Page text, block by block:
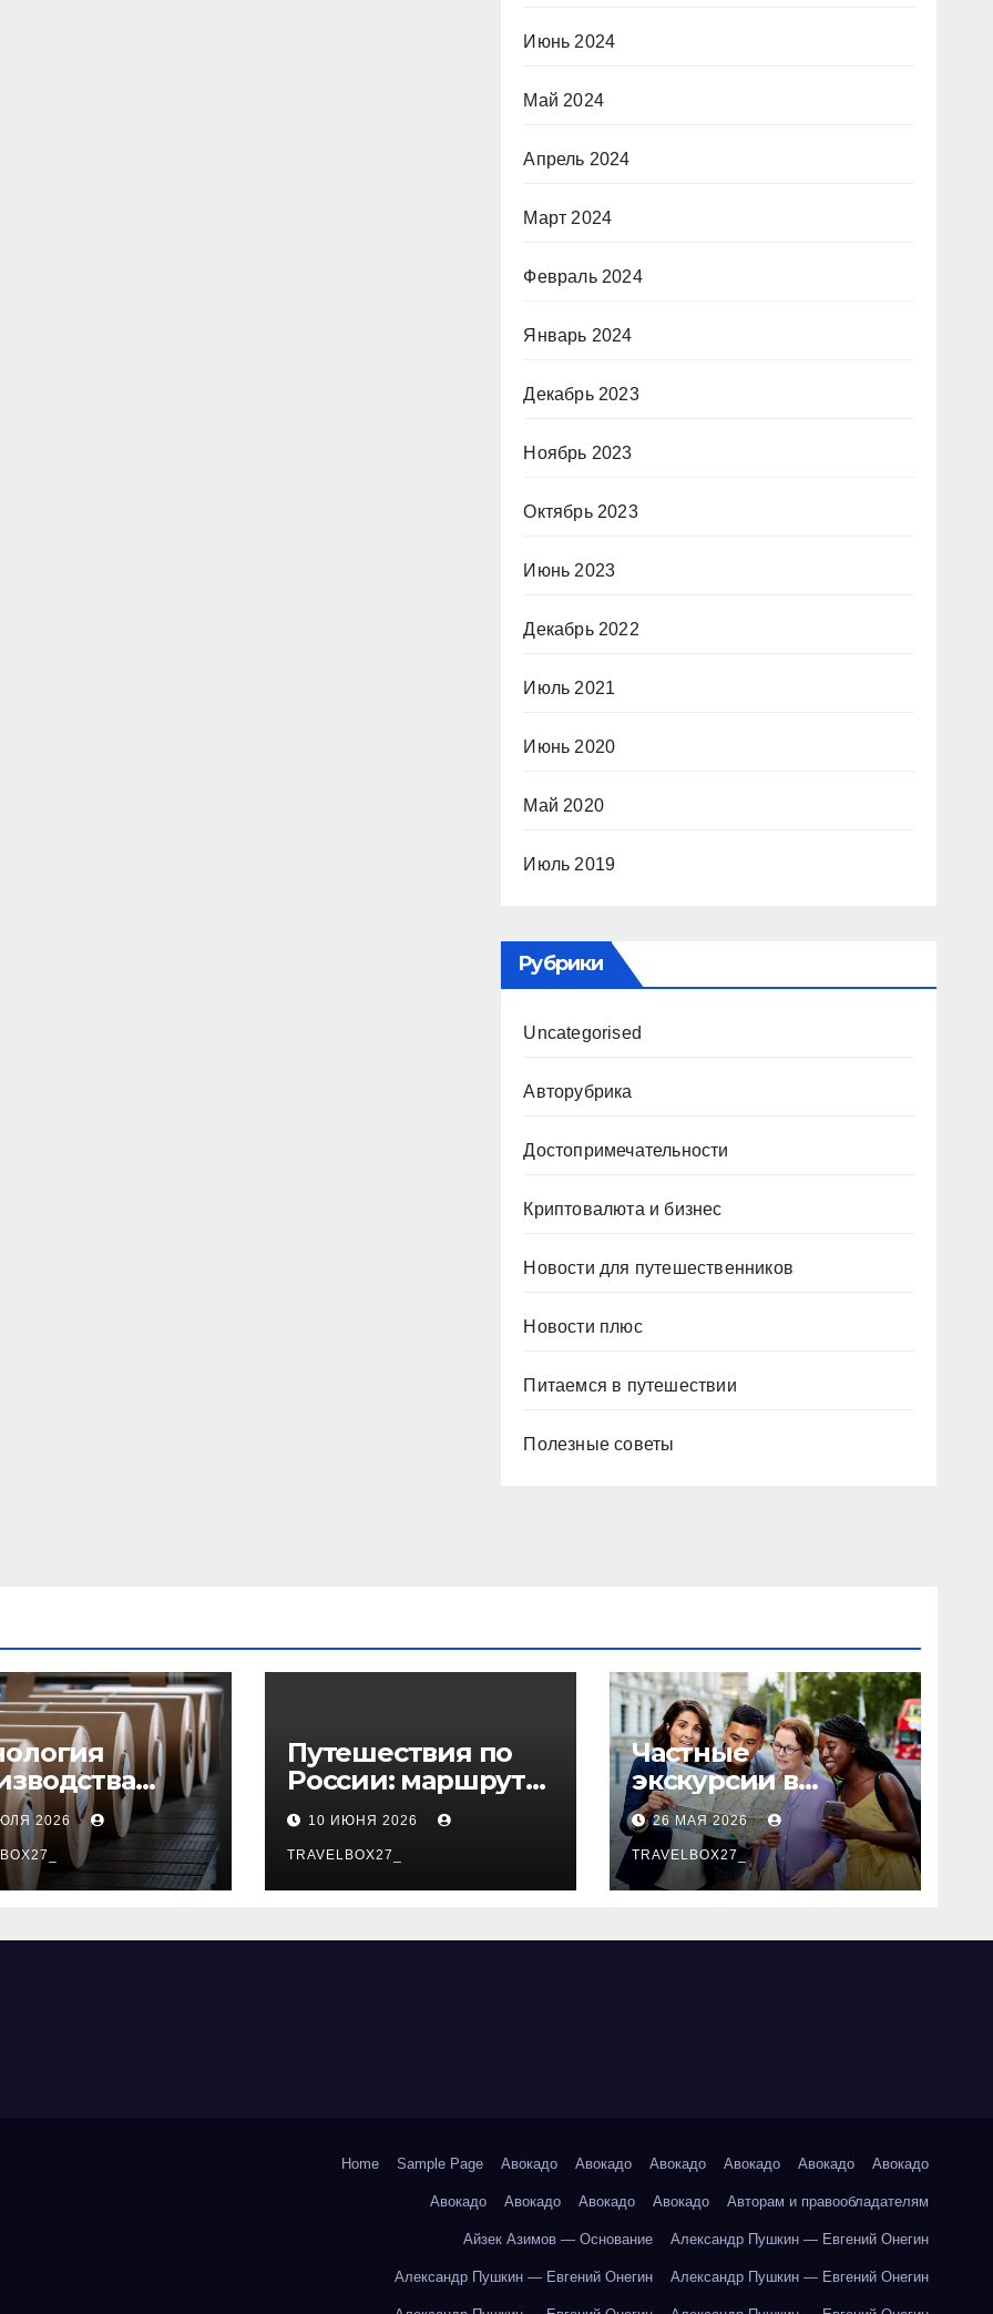
Июнь 2024
Май 2024
Апрель 2024
Март 2024
Февраль 2024
Январь 2024
Декабрь 2023
Ноябрь 2023
Октябрь 2023
Июнь 2023
Декабрь 2022
Июль 2021
Июнь 2020
Май 2020
Июль 2019
Рубрики
Uncategorised
Авторубрика
Достопримечательности
Криптовалюта и бизнес
Новости для путешественников
Новости плюс
Питаемся в путешествии
Полезные советы
и
из
волокна
2026
Путешествия по
России: маршруты,
регионы и
особенности
поездок
10 ИЮНЯ 2026
TRAVELBOX27_
Частные
экскурсии в
столице: форматы,
маршруты и
особенности
организации
26 МАЯ 2026
TRAVELBOX27_
Home Sample Page Авокадо Авокадо Авокадо Авокадо Авокадо Авокадо
Авокадо Авокадо Авокадо Авокадо Авторам и правообладателям
Айзек Азимов — Основание Александр Пушкин — Евгений Онегин
Александр Пушкин — Евгений Онегин Александр Пушкин — Евгений Онегин